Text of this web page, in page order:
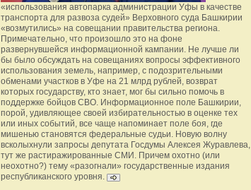
«использования автопарка администрации Уфы в качестве
транспорта для развоза судей» Верховного суда Башкирии
«возмутились» на совещании правительства региона.
Примечательно, что произошло это на фоне
развернувшейся информационной кампании. Не лучше ли
бы было обсуждать на совещаниях вопросы эффективного
использования земель, например, с подозрительными
обменами участков в Уфе на 21 млрд рублей, возврат
которых государству, кто знает, мог бы сильно помочь в
поддержке бойцов СВО. Информационное поле Башкирии,
порой, удивляющее своей избирательностью в оценке тех
или иных событий, все чаще напоминает поле боя, где
мишенью становятся федеральные судьи. Новую волну
всколыхнули запросы депутата Госдумы Алексея Журавлева,
тут же растиражированные СМИ. Причем охотно (или
неохотно?) тему «разогнали» государственные издания
республиканского уровня.